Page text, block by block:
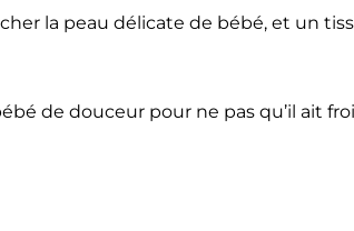
la peau délicate de bébé, et un
de douceur pour ne pas qu’il ait